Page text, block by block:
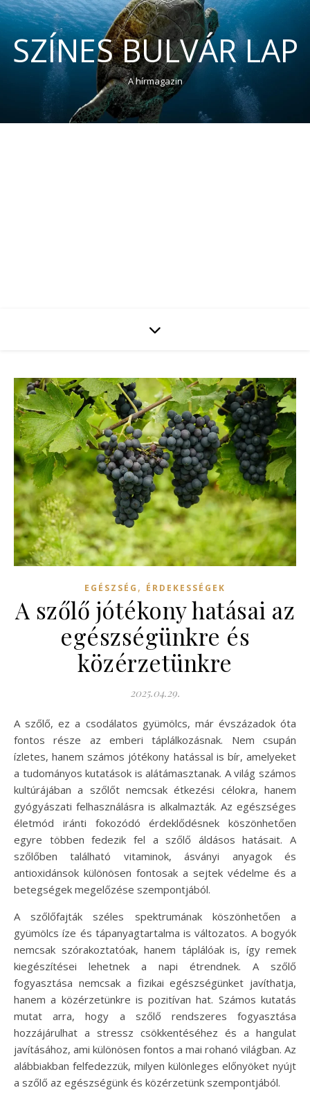
SZÍNES BULVÁR LAP
A hírmagazin
EGÉSZSÉG , ÉRDEKESSÉGEK
A szőlő jótékony hatásai az
egészségünkre és
közérzetünkre
2025.04.29.
A szőlő, ez a csodálatos gyümölcs, már évszázadok óta
fontos része az emberi táplálkozásnak. Nem csupán
ízletes, hanem számos jótékony hatással is bír, amelyeket
a tudományos kutatások is alátámasztanak. A világ számos
kultúrájában a szőlőt nemcsak étkezési célokra, hanem
gyógyászati felhasználásra is alkalmazták. Az egészséges
életmód iránti fokozódó érdeklődésnek köszönhetően
egyre többen fedezik fel a szőlő áldásos hatásait. A
szőlőben található vitaminok, ásványi anyagok és
antioxidánsok különösen fontosak a sejtek védelme és a
betegségek megelőzése szempontjából.
A szőlőfajták széles spektrumának köszönhetően a
gyümölcs íze és tápanyagtartalma is változatos. A bogyók
nemcsak szórakoztatóak, hanem táplálóak is, így remek
kiegészítései lehetnek a napi étrendnek. A szőlő
fogyasztása nemcsak a fizikai egészségünket javíthatja,
hanem a közérzetünkre is pozitívan hat. Számos kutatás
mutat arra, hogy a szőlő rendszeres fogyasztása
hozzájárulhat a stressz csökkentéséhez és a hangulat
javításához, ami különösen fontos a mai rohanó világban. Az
alábbiakban felfedezzük, milyen különleges előnyöket nyújt
a szőlő az egészségünk és közérzetünk szempontjából.